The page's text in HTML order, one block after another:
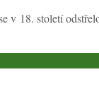
v 18. století